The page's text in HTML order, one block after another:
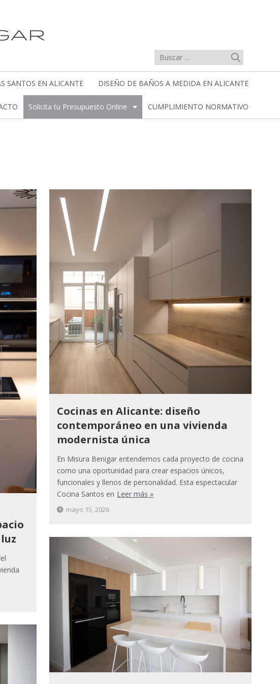
SANTOS EN ALICANTE DISEÑO DE BAÑOS A MEDIDA EN ALICANTE
Solicita tu Presupuesto Online CUMPLIMIENTO NORMATIVO
Cocinas en Alicante: diseño
contemporáneo en una vivienda
modernista única
En Misura Benigar entendemos cada proyecto de cocina
como una oportunidad para crear espacios únicos,
funcionales y llenos de personalidad. Esta espectacular
Cocina Santos en Leer más »
mayo 15, 2026